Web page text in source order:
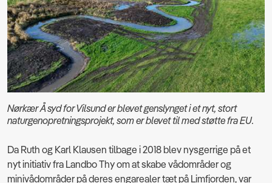
Nørkær Å syd for Vilsund er blevet genslynget i et nyt, stort
naturgenopretningsprojekt, som er blevet til med støtte fra EU.
Da Ruth og Karl Klausen tilbage i 2018 blev nysgerrige på et
nyt initiativ fra Landbo Thy om at skabe vådområder og
minivådområder på deres engarealer tæt på Limfjorden, var